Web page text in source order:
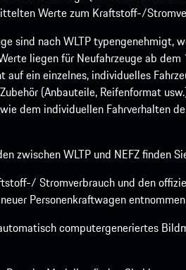
Werte zum Kraftstoff-/
sind nach WLTP
liegen für Neufahrzeuge ab
auf ein einzelnes, individuelles
(Anbauteile, Reifenformat
dem individuellen Fahrverhalten
zwischen WLTP und NEFZ finden
Stromverbrauch und den
Personenkraftwagen
computergeneriertes